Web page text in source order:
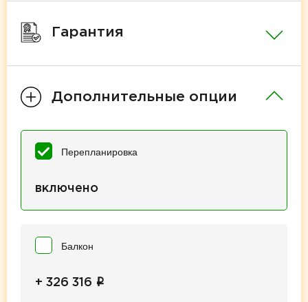
Гарантия
Дополнительные опции
Перепланировка
включено
Балкон
+ 326 316 i